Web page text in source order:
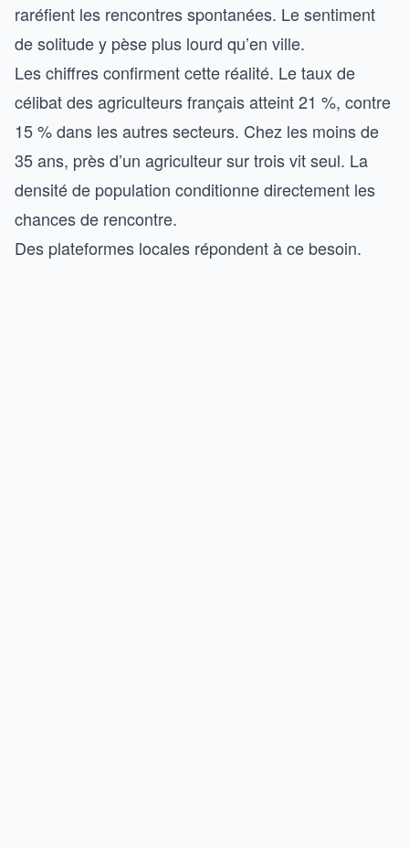
raréfient les rencontres spontanées. Le sentiment
de solitude y pèse plus lourd qu’en ville.
Les chiffres confirment cette réalité. Le taux de
célibat des agriculteurs français atteint 21 %, contre
15 % dans les autres secteurs. Chez les moins de
35 ans, près d’un agriculteur sur trois vit seul. La
densité de population conditionne directement les
chances de rencontre.
Des plateformes locales répondent à ce besoin.